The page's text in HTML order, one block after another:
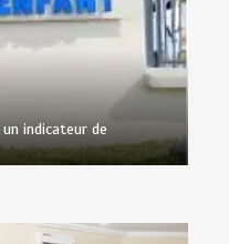
indicateur de